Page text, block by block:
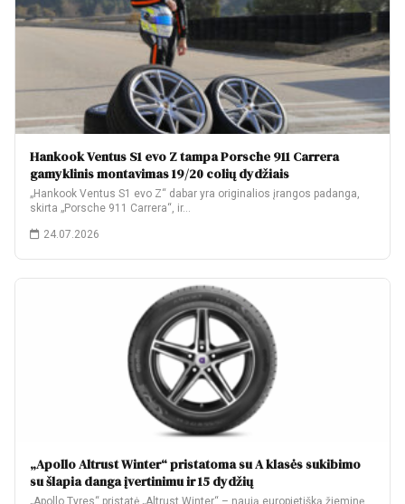
Hankook Ventus S1 evo Z tampa Porsche 911 Carrera
gamyklinis montavimas 19/20 colių dydžiais
„Hankook Ventus S1 evo Z“ dabar yra originalios įrangos padanga,
skirta „Porsche 911 Carrera“, ir…
24.07.2026
„Apollo Altrust Winter“ pristatoma su A klasės sukibimo
su šlapia danga įvertinimu ir 15 dydžių
„Apollo Tyres“ pristatė „Altrust Winter“ – naują europietišką žieminę